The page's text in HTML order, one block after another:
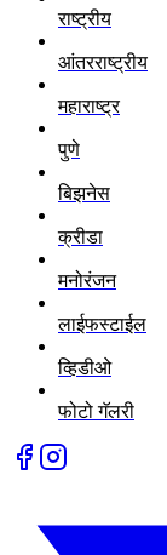
राष्ट्रीय
आंतरराष्ट्रीय
महाराष्ट्र
पुणे
बिझनेस
क्रीडा
मनोरंजन
लाईफस्टाईल
व्हिडीओ
फोटो गॅलरी